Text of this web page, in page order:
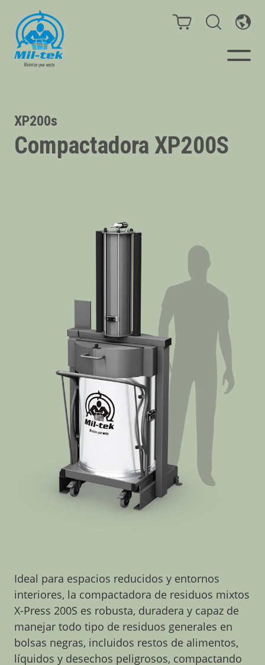
Consumibles
Casos
Aprende más
Quiénes Somos
Contacto
XP200s
Compactadora XP200S
Ideal para espacios reducidos y entornos
interiores, la compactadora de residuos mixtos
X-Press 200S es robusta, duradera y capaz de
manejar todo tipo de residuos generales en
bolsas negras, incluidos restos de alimentos,
líquidos y desechos peligrosos, compactando